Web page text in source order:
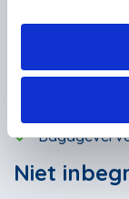
1x Transfer
Niet